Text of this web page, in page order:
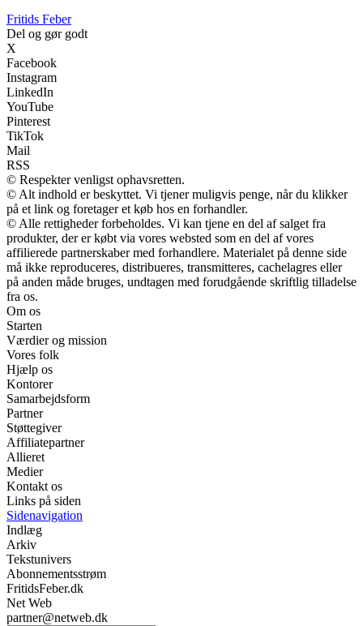
Fritids Feber
Del og gør godt
X
Facebook
Instagram
LinkedIn
YouTube
Pinterest
TikTok
Mail
RSS
© Respekter venligst ophavsretten.
© Alt indhold er beskyttet. Vi tjener muligvis penge, når du klikker
på et link og foretager et køb hos en forhandler.
© Alle rettigheder forbeholdes. Vi kan tjene en del af salget fra
produkter, der er købt via vores websted som en del af vores
affilierede partnerskaber med forhandlere. Materialet på denne side
må ikke reproduceres, distribueres, transmitteres, cachelagres eller
på anden måde bruges, undtagen med forudgående skriftlig tilladelse
fra os.
Om os
Starten
Værdier og mission
Vores folk
Hjælp os
Kontorer
Samarbejdsform
Partner
Støttegiver
Affiliatepartner
Allieret
Medier
Kontakt os
Links på siden
Sidenavigation
Indlæg
Arkiv
Tekstunivers
Abonnementsstrøm
FritidsFeber.dk
Net Web
partner@netweb.dk